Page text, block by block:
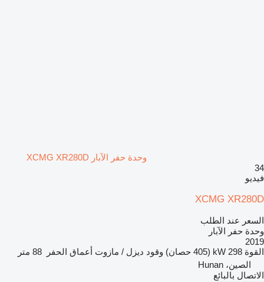
وحدة حفر الآبار XCMG XR280D
34
فيديو
XCMG XR280D
السعر عند الطلب
وحدة حفر الآبار
2019
القوة 298 kW (405 حصان) وقود ديزل / مازوت أعماق الحفر
88 متر
الصين، Hunan
الاتصال بالبائع